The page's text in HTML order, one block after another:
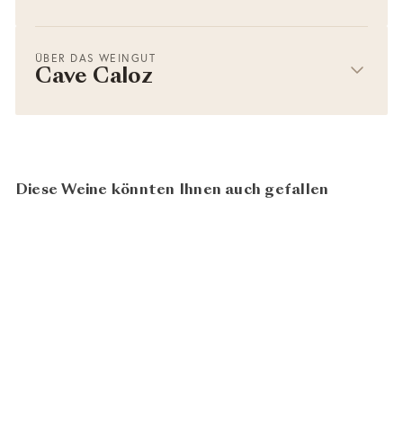
ÜBER DAS WEINGUT
Cave Caloz
Diese Weine könnten Ihnen auch gefallen